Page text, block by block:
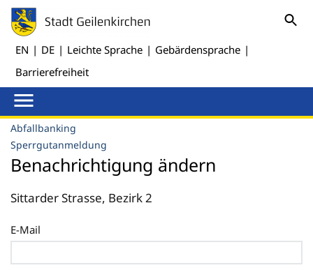
EN | DE | Leichte Sprache | Gebärdensprache |
Barrierefreiheit
Abfallbanking
Sperrgutanmeldung
Benachrichtigung ändern
Sittarder Strasse, Bezirk 2
E-Mail